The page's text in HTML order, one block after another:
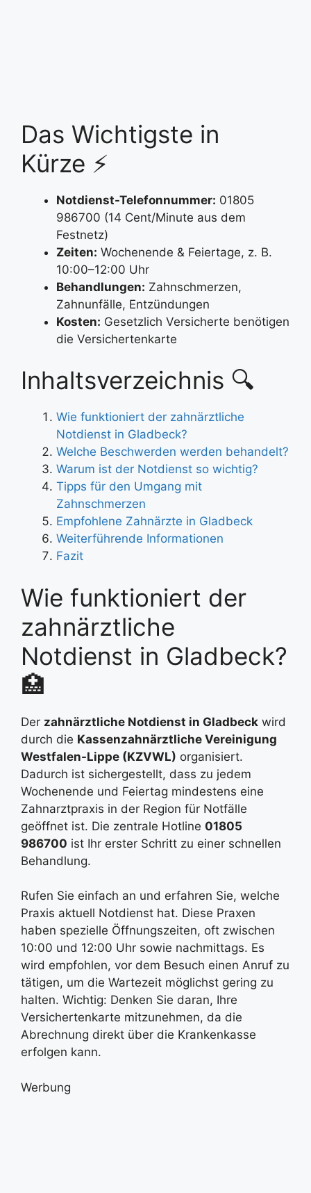
Das Wichtigste in
Kürze ⚡
Notdienst-Telefonnummer: 01805
986700 (14 Cent/Minute aus dem
Festnetz)
Zeiten: Wochenende & Feiertage, z. B.
10:00–12:00 Uhr
Behandlungen: Zahnschmerzen,
Zahnunfälle, Entzündungen
Kosten: Gesetzlich Versicherte benötigen
die Versichertenkarte
Inhaltsverzeichnis 🔍
Wie funktioniert der zahnärztliche
Notdienst in Gladbeck?
Welche Beschwerden werden behandelt?
Warum ist der Notdienst so wichtig?
Tipps für den Umgang mit
Zahnschmerzen
Empfohlene Zahnärzte in Gladbeck
Weiterführende Informationen
Fazit
Wie funktioniert der
zahnärztliche
Notdienst in Gladbeck?
🏥
Der zahnärztliche Notdienst in Gladbeck wird
durch die Kassenzahnärztliche Vereinigung
Westfalen-Lippe (KZVWL) organisiert.
Dadurch ist sichergestellt, dass zu jedem
Wochenende und Feiertag mindestens eine
Zahnarztpraxis in der Region für Notfälle
geöffnet ist. Die zentrale Hotline 01805
986700 ist Ihr erster Schritt zu einer schnellen
Behandlung.
Rufen Sie einfach an und erfahren Sie, welche
Praxis aktuell Notdienst hat. Diese Praxen
haben spezielle Öffnungszeiten, oft zwischen
10:00 und 12:00 Uhr sowie nachmittags. Es
wird empfohlen, vor dem Besuch einen Anruf zu
tätigen, um die Wartezeit möglichst gering zu
halten. Wichtig: Denken Sie daran, Ihre
Versichertenkarte mitzunehmen, da die
Abrechnung direkt über die Krankenkasse
erfolgen kann.
Werbung